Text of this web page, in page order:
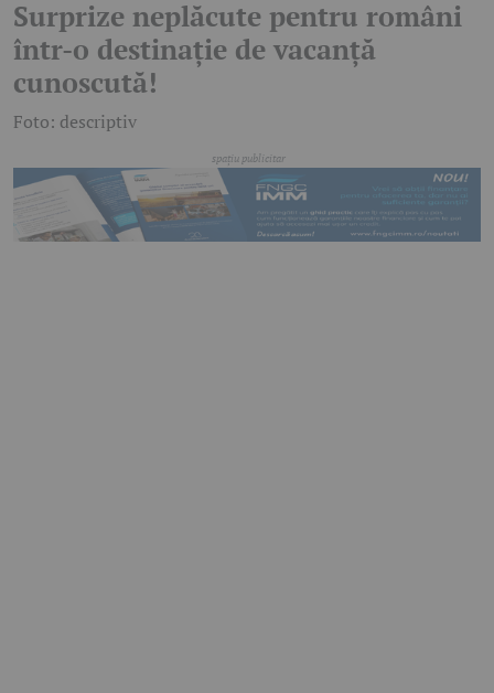
Surprize neplăcute pentru români
într-o destinație de vacanță
cunoscută!
Foto: descriptiv